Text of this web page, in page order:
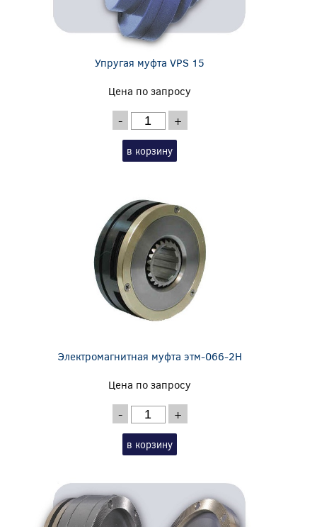
Упругая муфта VPS 15
Цена по запросу
- +
в корзину
Электромагнитная муфта этм-066-2Н
Цена по запросу
- +
в корзину